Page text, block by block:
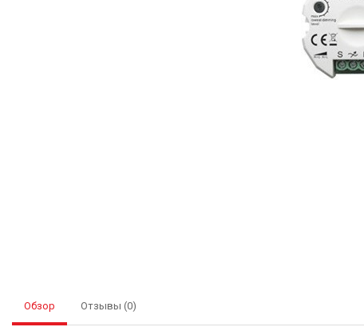
Обзор Отзывы (0)